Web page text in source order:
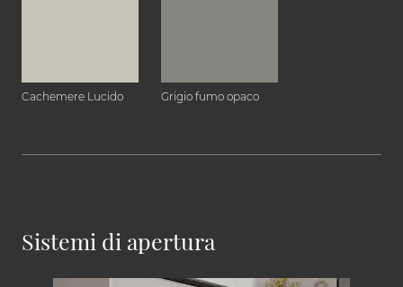
Cachemere Lucido Grigio fumo opaco
Sistemi di apertura